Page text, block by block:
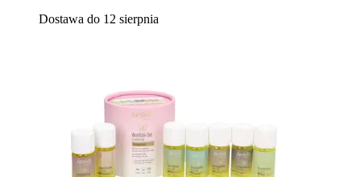
Dostawa do 12 sierpnia